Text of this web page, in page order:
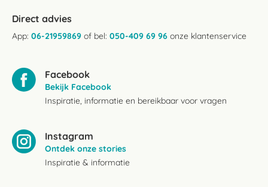
Direct advies
App: 06-21959869 of bel: 050-409 69 96 onze klantenservice
Facebook
Bekijk Facebook
Inspiratie, informatie en bereikbaar voor vragen
Instagram
Ontdek onze stories
Inspiratie & informatie